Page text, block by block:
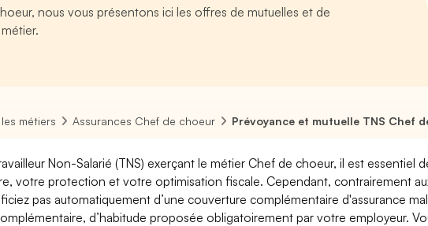
nous vous présentons ici les offres de mutuelles et de
métiers Assurances Chef de choeur Prévoyance et mutuelle TNS Chef
Non-Salarié (TNS) exerçant le métier Chef de choeur, il est essentiel
votre protection et votre optimisation fiscale. Cependant, contrairement
pas automatiquement d’une couverture complémentaire d'assurance
d’habitude proposée obligatoirement par votre employeur.